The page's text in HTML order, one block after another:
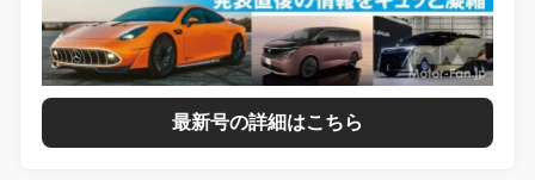
最新号の詳細はこちら